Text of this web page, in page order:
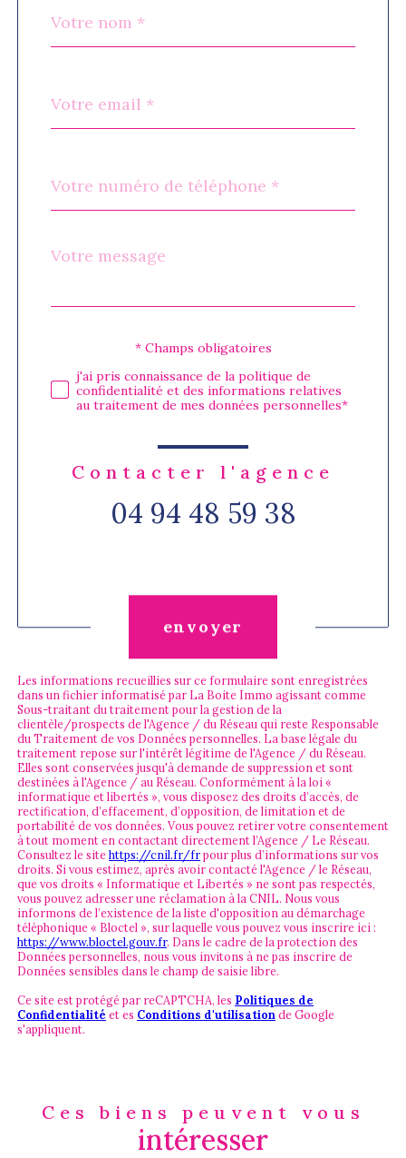
par
*
*
*
Fieldset
défaut
Message
*
Validation* Champs obligatoires
j'ai pris connaissance de la politique de
confidentialité et des informations relatives
au traitement de mes données personnelles*
Contacter l'agence
04 94 48 59 38
envoyer
Les informations recueillies sur ce formulaire sont enregistrées
dans un fichier informatisé par La Boite Immo agissant comme
Sous-traitant du traitement pour la gestion de la
clientèle/prospects de l'Agence / du Réseau qui reste Responsable
du Traitement de vos Données personnelles. La base légale du
traitement repose sur l'intérêt légitime de l'Agence / du Réseau.
Elles sont conservées jusqu'à demande de suppression et sont
destinées à l'Agence / au Réseau. Conformément à la loi «
informatique et libertés », vous disposez des droits d’accès, de
rectification, d’effacement, d’opposition, de limitation et de
portabilité de vos données. Vous pouvez retirer votre consentement
à tout moment en contactant directement l’Agence / Le Réseau.
Consultez le sitehttps://cnil.fr/frpour plus d’informations sur vos
droits. Si vous estimez, après avoir contacté l'Agence / le Réseau,
que vos droits « Informatique et Libertés » ne sont pas respectés,
vous pouvez adresser une réclamation à la CNIL. Nous vous
informons de l’existence de la liste d'opposition au démarchage
téléphonique « Bloctel », sur laquelle vous pouvez vous inscrire ici :
https://www.bloctel.gouv.fr. Dans le cadre de la protection des
Données personnelles, nous vous invitons à ne pas inscrire de
Données sensibles dans le champ de saisie libre.
Ce site est protégé par reCAPTCHA, les Politiques de
Confidentialité et es Conditions d'utilisation de Google
s'appliquent.
Ces biens peuvent vous
intéresser